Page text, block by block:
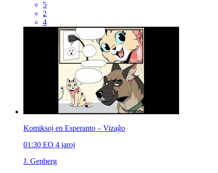
5
2
4
Komiksoj en Esperanto – Vizaĝo
01:30 EO 4 jaroj
J. Genberg